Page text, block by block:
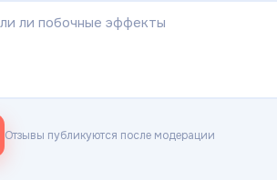
Отзывы публикуются после модерации